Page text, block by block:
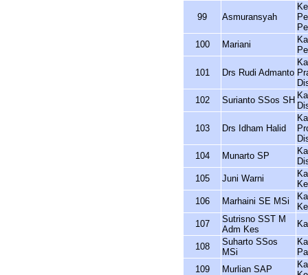
99 Asmuransyah
100
Mariani
101 Drs Rudi Admanto
102
Surianto SSos SH
103 Drs Idham Halid
104
Munarto SP
105
Juni Warni
106
Marhaini SE MSi
107
Sutrisno SST M
Adm Kes
108
Suharto SSos
MSi
109
Murlian SAP